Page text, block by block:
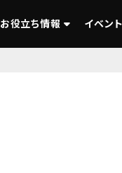
お役立ち情報 イベン